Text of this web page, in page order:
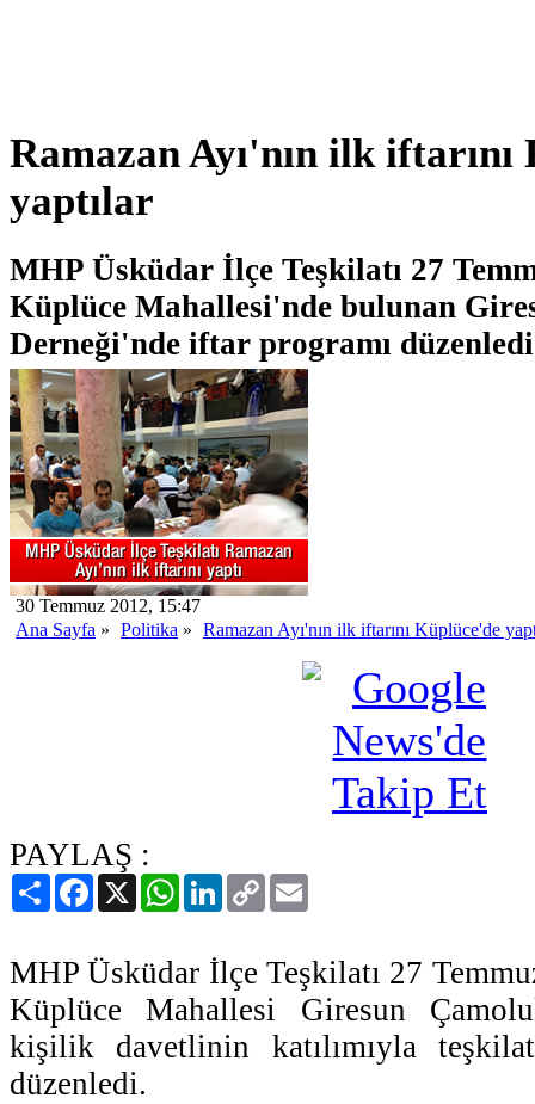
Ramazan Ayı'nın ilk
yaptılar
MHP Üsküdar İlçe Teşkilatı 27
Küplüce Mahallesi'nde bulunan
Derneği'nde iftar programı
30 Temmuz 2012, 15:47
Ana Sayfa » Politika » Ramazan Ayı'nın ilk iftarını Küplüce'de
PAYLAŞ :
PaylaşFacebook
X WhatsAppLinkedIn
Copy
Link
MHP Üsküdar İlçe Teşkilatı 27
Küplüce Mahallesi Giresun
kişilik davetlinin katılımıyla
düzenledi.